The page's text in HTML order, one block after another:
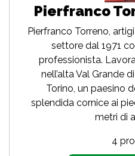
Pierfranco
Pierfranco Torreno,
settore dal 1971
professionista.
nell’alta Val Grande
Torino, un paesino
splendida cornice ai
metri di
4